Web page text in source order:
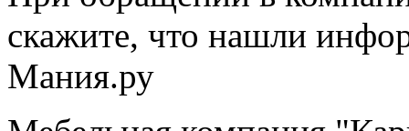
скажите, что нашли
Мания.ру